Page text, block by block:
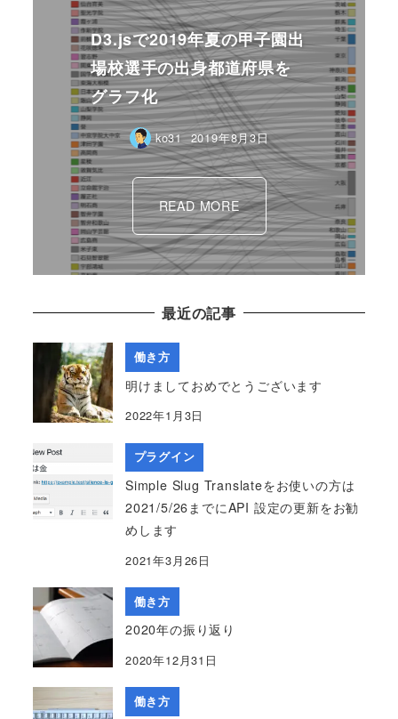
ko31 2018年8月2日
最近の記事
働き方
明けましておめでとうございます
2022年1月3日
プラグイン
Simple Slug Translateをお使いの方は
2021/5/26までにAPI 設定の更新をお勧
めします
2021年3月26日
働き方
2020年の振り返り
2020年12月31日
働き方